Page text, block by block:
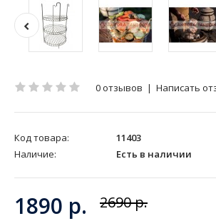
0 отзывов | Написать
Код товара:
11403
Наличие:
Есть в наличии
1890 р. 2690 р.